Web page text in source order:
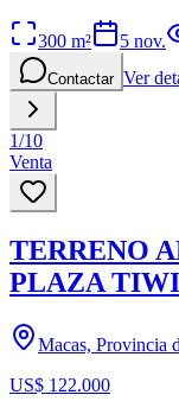
300 m² 5 nov.
Contactar Ver
1/10
Venta
TERRENO
PLAZA
Macas, Provincia
US$ 122.000